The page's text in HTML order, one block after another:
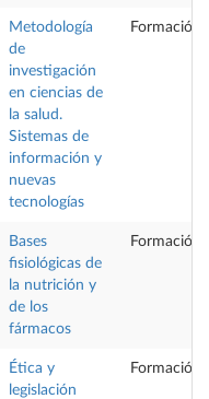
Metodología
de
investigación
en ciencias de
la salud.
Sistemas de
información y
nuevas
tecnologías
Formación
Bases
fisiológicas de
la nutrición y
de los
fármacos
Formación
Ética y
legislación
Formación